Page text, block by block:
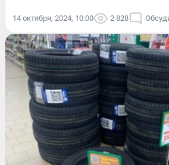
14 октября, 2024, 10:00 2 828